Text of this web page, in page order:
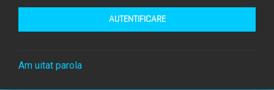
Am uitat parola